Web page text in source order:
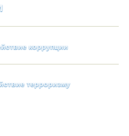
коррупции
терроризму